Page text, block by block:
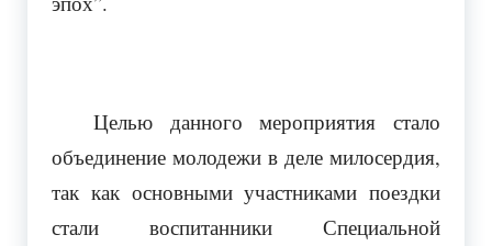
Целью данного мероприятия стало
объединение молодежи в деле милосердия,
так как основными участниками поездки
стали воспитанники Специальной